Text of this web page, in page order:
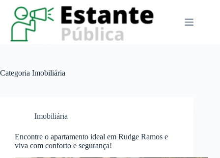
conteúdo
Categoria Imobiliária
Imobiliária
Encontre o apartamento ideal em Rudge Ramos e
viva com conforto e segurança!